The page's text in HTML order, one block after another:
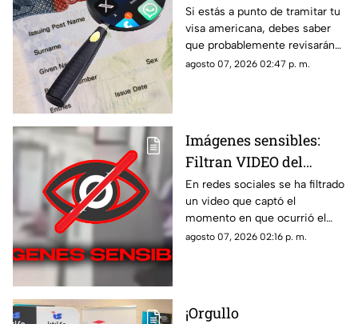
revisarán las redes
sociales para su
proceso?
Si estás a punto de tramitar tu
visa americana, debes saber
que probablemente revisarán
tus redes sociales, así que te
agosto 07, 2026 02:47 p. m.
Imágenes sensibles:
Filtran VIDEO del
t1r0t30 de en escuela
que dejó a 7 mu3rt0s y
más de 30 h3r1d0s; así
ocurrió la m4s4cr3
En redes sociales se ha filtrado
un video que captó el
momento en que ocurrió el
tiroteo que dejó a 7 muertos y
agosto 07, 2026 02:16 p. m.
¡Orgullo